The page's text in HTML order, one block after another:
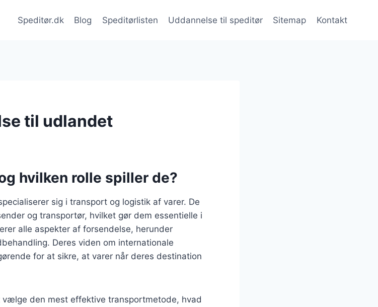
Speditør.dk Blog Speditørlisten Uddannelse til speditør Sitemap Kontakt
til udlandet
hvilken rolle spiller de?
sig i transport og logistik af varer. De
og transportør, hvilket gør dem essentielle i
alle aspekter af forsendelse, herunder
Deres viden om internationale
for at sikre, at varer når deres destination
den mest effektive transportmetode, hvad